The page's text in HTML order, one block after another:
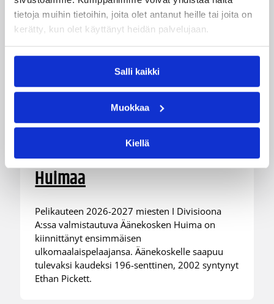
tietoja muihin tietoihin, joita olet antanut heille tai joita on
kerätty, kun olet käyttänyt heidän palvelujaan.
Salli kaikki
Muokkaa
Kiellä
Miesten I divisioona A21.07.2026 07:23
Ethan Pickett vahvistaa
Huimaa
Pelikauteen 2026-2027 miesten I Divisioona
A:ssa valmistautuva Äänekosken Huima on
kiinnittänyt ensimmäisen
ulkomaalaispelaajansa. Äänekoskelle saapuu
tulevaksi kaudeksi 196-senttinen, 2002 syntynyt
Ethan Pickett.